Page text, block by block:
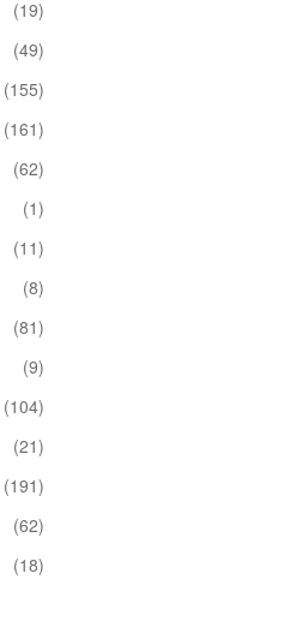
(19)
(49)
(155)
(161)
(62)
(1)
(11)
(8)
(81)
(9)
(104)
(21)
(191)
(62)
(18)